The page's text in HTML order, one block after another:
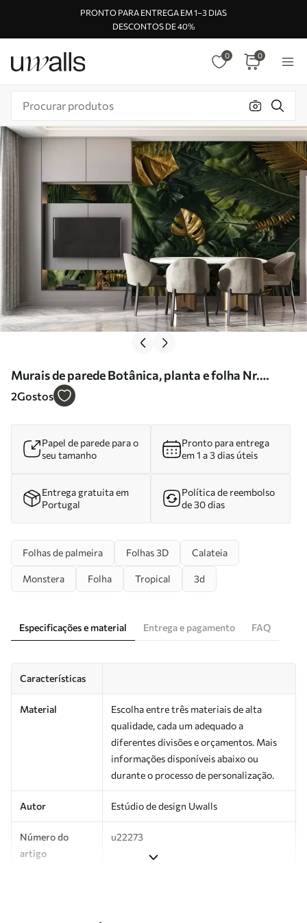
PRONTO PARA ENTREGA EM 1–3 DIAS
DESCONTOS DE 40%
0 0
Murais de parede Botânica, planta e folha Nr.
u22273
2Gostos
Papel de parede para o
seu tamanho
Pronto para entrega
em 1 a 3 dias úteis
Entrega gratuita em
Portugal
Política de reembolso
de 30 dias
Folhas de palmeira Folhas 3D Calateia
Monstera Folha Tropical 3d
Especificações e material Entrega e pagamento FAQ
Características
Material
Escolha entre três materiais de alta
qualidade, cada um adequado a
diferentes divisões e orçamentos. Mais
informações disponíveis abaixo ou
durante o processo de personalização.
Autor Estúdio de design Uwalls
Número do
artigo
u22273